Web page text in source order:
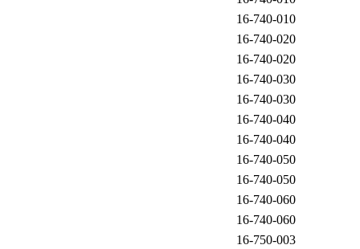
16-740-010
16-740-020
16-740-020
16-740-030
16-740-030
16-740-040
16-740-040
16-740-050
16-740-050
16-740-060
16-740-060
16-750-003